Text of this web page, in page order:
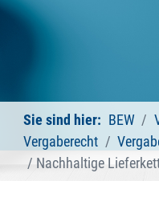
Sie sind hier: BEW
Vergaberecht
Nachhaltige